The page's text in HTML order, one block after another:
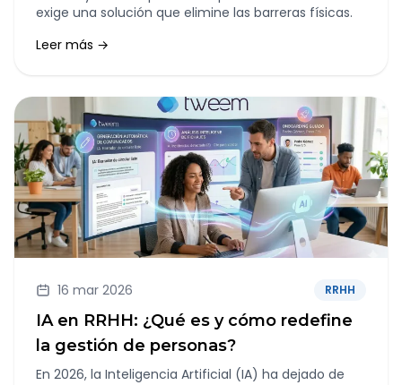
exige una solución que elimine las barreras físicas.
Leer más →
16 mar 2026 RRHH
IA en RRHH: ¿Qué es y cómo redefine
la gestión de personas?
En 2026, la Inteligencia Artificial (IA) ha dejado de